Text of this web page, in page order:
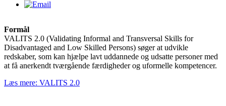
Formål
VALITS 2.0 (Validating Informal and Transversal Skills for
Disadvantaged and Low Skilled Persons) søger at udvikle
redskaber, som kan hjælpe lavt uddannede og udsatte personer med
at få anerkendt tværgående færdigheder og uformelle kompetencer.
Læs mere: VALITS 2.0